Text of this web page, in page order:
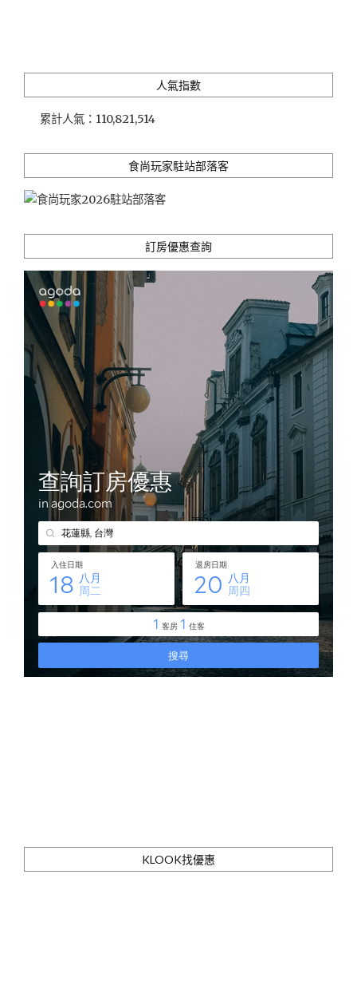
人氣指數
累計人氣： 110,821,514
食尚玩家駐站部落客
訂房優惠查詢
KLOOK找優惠